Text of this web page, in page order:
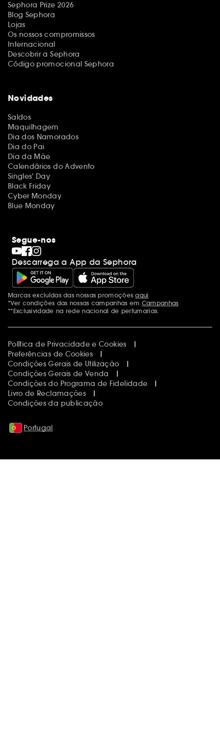
Sephora Prize 2026
Blog Sephora
Lojas
Os nossos compromissos
Internacional
Descobrir a Sephora
Código promocional Sephora
Novidades
Saldos
Maquilhagem
Dia dos Namorados
Dia do Pai
Dia da Mãe
Calendários do Advento
Singles' Day
Black Friday
Cyber Monday
Blue Monday
Segue-nos
Descarrega a App da Sephora
Menções adicionais
Marcas excluídas das nossas promoçõesaqui
*Ver condições das nossas campanhas em Campanhas
**Exclusividade na rede nacional de perfumarias.
Política de Privacidade e Cookies
Preferências de Cookies
Condições Gerais de Utilização
Condições Gerais de Venda
Condições do Programa de Fidelidade
Livro de Reclamações
Condições da publicação
Portugal